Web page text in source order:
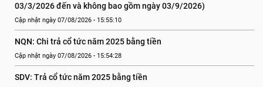
03/3/2026 đến và không bao gồm ngày 03/9/2026)
Cập nhật ngày 07/08/2026 - 15:55:10
NQN: Chi trả cổ tức năm 2025 bằng tiền
Cập nhật ngày 07/08/2026 - 15:54:28
SDV: Trả cổ tức năm 2025 bằng tiền